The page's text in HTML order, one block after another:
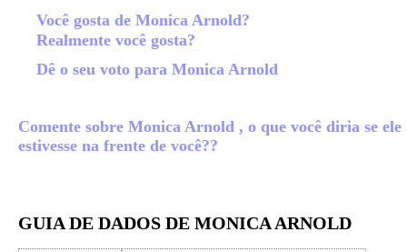
Você gosta de Monica Arnold?
Realmente você gosta?
Dê o seu voto para Monica Arnold
Comente sobre Monica Arnold , o que você diria se ele
estivesse na frente de você??
GUIA DE DADOS DE MONICA ARNOLD